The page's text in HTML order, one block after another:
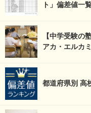
ト」偏差値一
【中学受験の
アカ・エルカ
都道府県別 高